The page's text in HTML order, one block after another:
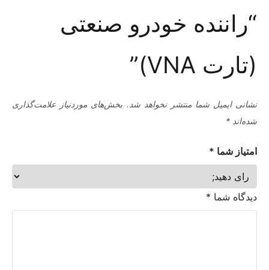
“راننده خودرو صنعتی
(تارت VNA)”
نشانی ایمیل شما منتشر نخواهد شد. بخش‌های موردنیاز علامت‌گذاری
شده‌اند *
امتیاز شما *
دیدگاه شما *